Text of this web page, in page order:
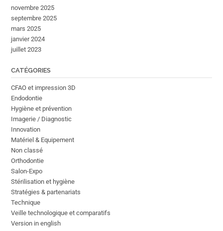
novembre 2025
septembre 2025
mars 2025
janvier 2024
juillet 2023
CATÉGORIES
CFAO et impression 3D
Endodontie
Hygiène et prévention
Imagerie / Diagnostic
Innovation
Matériel & Equipement
Non classé
Orthodontie
Salon-Expo
Stérilisation et hygiène
Stratégies & partenariats
Technique
Veille technologique et comparatifs
Version in english